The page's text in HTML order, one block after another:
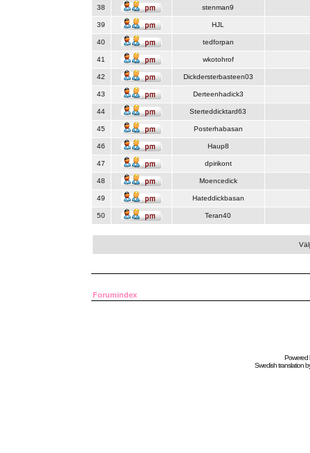
38 stenman9
39 HJL
40 tedforpan
41 wkotohrof
42 Dickdersterbasteen03
43 Derteenhadick3
44 Sterteddicktard63
45 Posterhabasan
46 Haup8
47 dpirikont
48 Moencedick
49 Hateddickbasan
50 Teran40
Forumindex
Powered
Swedishtranslation